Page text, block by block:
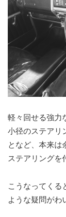
軽々回せる強力
小径のステアリ
となど、本来は
ステアリングを
こうなってくる
ような疑問がわ